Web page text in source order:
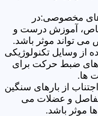
مخصوصی:در
آموزش درست و
تواند موثر باشد.
از وسایل تکنولوژیکی
ضبط حرکت برای
ها.
از بارهای سنگین
و عضلات می
موثر باشد.